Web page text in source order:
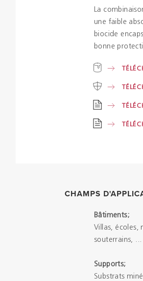
La
une faible
biocide
bonne
CHAMPS
Bâtiments;
Villas, écoles,
souterrains, ...
Supports;
Substrats